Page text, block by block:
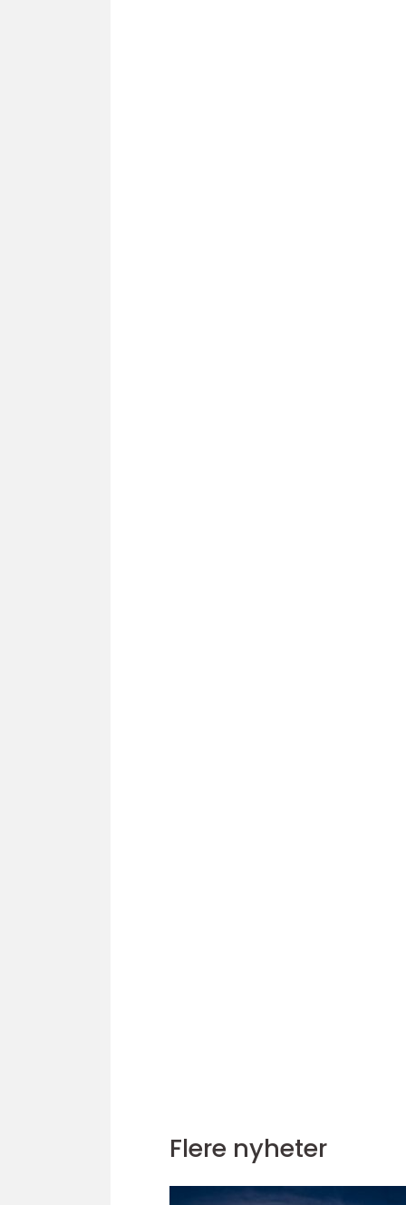
Flere nyheter